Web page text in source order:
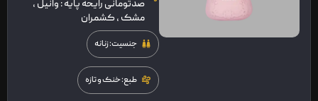
صدتومانی رایحه پایه : وانیل ,
مشک , کشمران
جنسیت: زنانه
طبع: خنک و تازه